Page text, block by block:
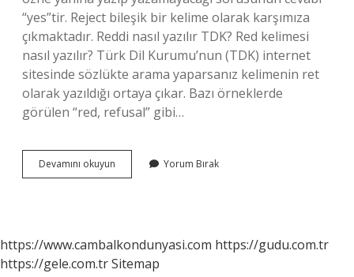
“yes”tir. Reject bileşik bir kelime olarak karşımıza
çıkmaktadır. Reddi nasıl yazılır TDK? Red kelimesi
nasıl yazılır? Türk Dil Kurumu’nun (TDK) internet
sitesinde sözlükte arama yaparsanız kelimenin ret
olarak yazıldığı ortaya çıkar. Bazı örneklerde
görülen “red, refusal” gibi…
Devamını okuyun Reddedenler
Nasıl
Yorum Bırak
https://www.cambalkondunyasi.com https://gudu.com.tr
https://gele.com.trSitemap